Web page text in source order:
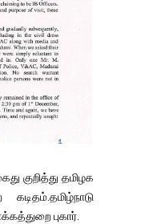
குறித்து தமிழக
கடிதம்.தமிழ்நாடு
புகார்.